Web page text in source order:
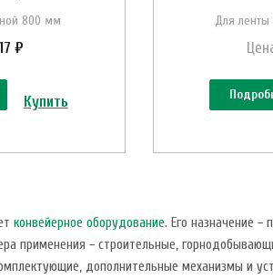
800 мм
₽
Купить
Для
конвейерное оборудование. Его назначение −
применения − строительные,
дополнительные механизмы и